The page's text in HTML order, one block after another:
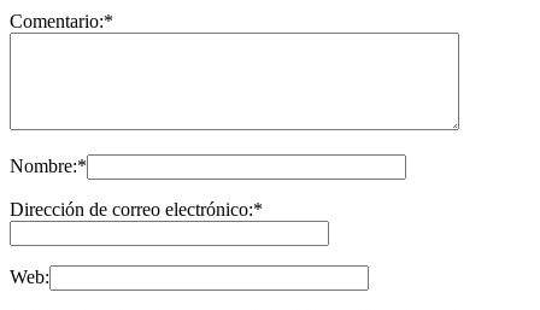
Comentario:*
Nombre:*
Dirección de correo electrónico:*
Web: